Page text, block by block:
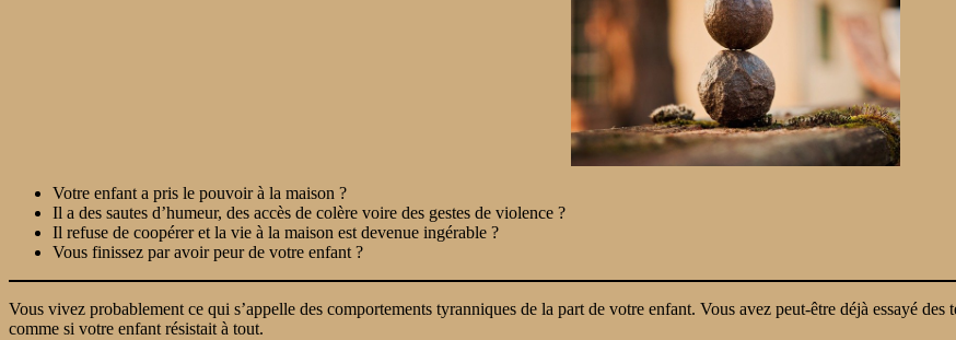
Votre enfant a pris le pouvoir à la maison ?
Il a des sautes d’humeur, des accès de colère voire des gestes de violence ?
Il refuse de coopérer et la vie à la maison est devenue ingérable ?
Vous finissez par avoir peur de votre enfant ?
Vous vivez probablement ce qui s’appelle des comportements tyranniques de la part de votre enfant. Vous avez peut-être déjà essayé
comme si votre enfant résistait à tout.